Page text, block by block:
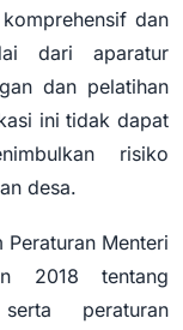
dan
dari aparatur
dan pelatihan
ini tidak dapat
risiko
desa.
Peraturan Menteri
2018 tentang
peraturan